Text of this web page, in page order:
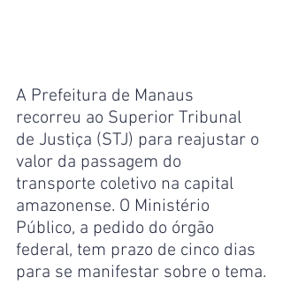
A Prefeitura de Manaus
recorreu ao Superior Tribunal
de Justiça (STJ) para reajustar o
valor da passagem do
transporte coletivo na capital
amazonense. O Ministério
Público, a pedido do órgão
federal, tem prazo de cinco dias
para se manifestar sobre o tema.